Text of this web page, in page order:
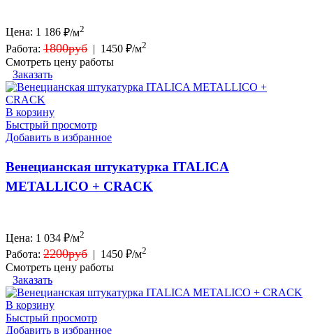
Цена: 1 186 ₽/м2
Работа: 1800руб | 1450 ₽/м2
Смотреть цену работы
Заказать
В корзину
Быстрый просмотр
Добавить в избранное
Венецианская штукатурка ITALICA
METALLICO + CRACK
Цена: 1 034 ₽/м2
Работа: 2200руб | 1450 ₽/м2
Смотреть цену работы
Заказать
В корзину
Быстрый просмотр
Добавить в избранное